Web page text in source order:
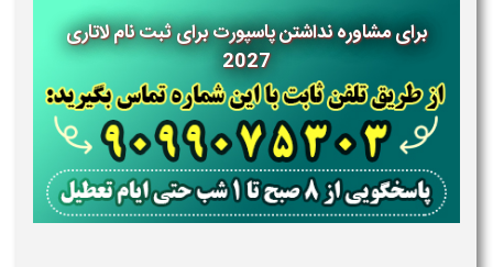
برای مشاوره نداشتن پاسپورت برای ثبت نام لاتاری
2027